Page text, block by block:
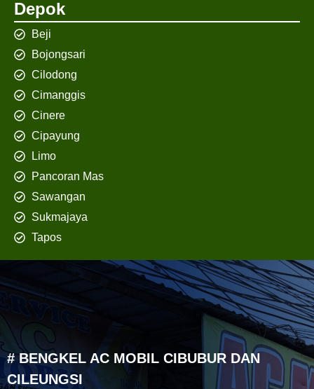
Depok
Beji
Bojongsari
Cilodong
Cimanggis
Cinere
Cipayung
Limo
Pancoran Mas
Sawangan
Sukmajaya
Tapos
# BENGKEL AC MOBIL CIBUBUR DAN
CILEUNGSI